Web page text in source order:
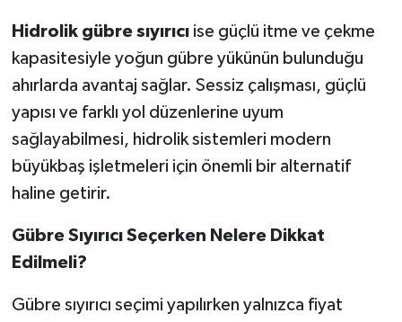
Hidrolik gübre sıyırıcıise güçlü itme ve çekme
kapasitesiyle yoğun gübre yükünün bulunduğu
ahırlarda avantaj sağlar. Sessiz çalışması, güçlü
yapısı ve farklı yol düzenlerine uyum
sağlayabilmesi, hidrolik sistemleri modern
büyükbaş işletmeleri için önemli bir alternatif
haline getirir.
Gübre Sıyırıcı Seçerken Nelere Dikkat
Edilmeli?
Gübre sıyırıcı seçimi yapılırken yalnızca fiyat